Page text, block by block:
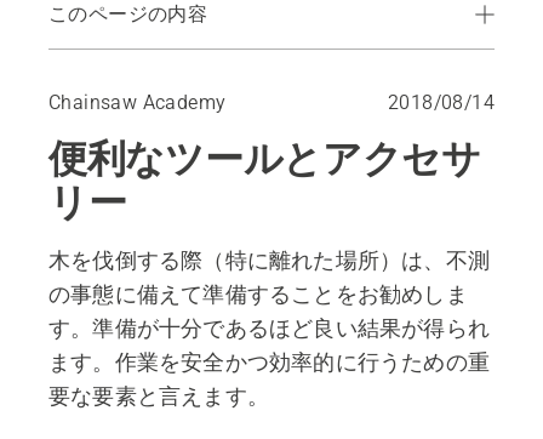
このページの内容
伐倒ツール
リフティングフックとリフティングトング
斧
キャリパー
燃料とチェンオイルのコンビ缶
スペアパーツ
Chainsaw Academy 2018/08/14
便利なツールとアクセサ
リー
木を伐倒する際（特に離れた場所）は、不測
の事態に備えて準備することをお勧めしま
す。準備が十分であるほど良い結果が得られ
ます。作業を安全かつ効率的に行うための重
要な要素と言えます。